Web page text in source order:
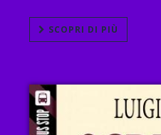
SCOPRI DI PIÙ